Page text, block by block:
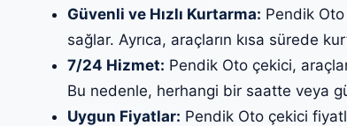
Güvenli ve Hızlı Kurtarma: Pendik Oto
sağlar. Ayrıca, araçların kısa sürede
7/24 Hizmet: Pendik Oto çekici,
Bu nedenle, herhangi bir saatte veya
Uygun Fiyatlar: Pendik Oto çekici